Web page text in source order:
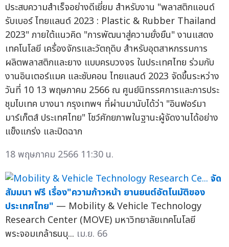
ประสบความสำเร็จอย่างดีเยี่ยม สำหรับงาน "พลาสติกแอนด์
รับเบอร์ ไทยแลนด์ 2023 : Plastic & Rubber Thailand
2023" ภายใต้แนวคิด "การพัฒนาสู่ความยั่งยืน" งานแสดง
เทคโนโลยี เครื่องจักรและวัตถุดิบ สำหรับอุตสาหกรรมการ
ผลิตพลาสติกและยาง แบบครบวงจร ในประเทศไทย ร่วมกับ
งานอินเตอร์แมค และซับคอน ไทยแลนด์ 2023 จัดขึ้นระหว่าง
วันที่ 10 13 พฤษภาคม 2566 ณ ศูนย์นิทรรศการและการประ
ชุมไบเทค บางนา กรุงเทพฯ ที่ผ่านมานับได้ว่า "อินฟอร์มา
มาร์เก็ตส์ ประเทศไทย" โชว์ศักยภาพในฐานะผู้จัดงานได้อย่าง
แข็งแกร่ง และปิดฉาก
18 พฤษภาคม 2566 11:30 น.
จัด
สัมมนา ฟรี เรื่อง"ความก้าวหน้า ยานยนต์อัตโนมัติของ
ประเทศไทย" — Mobility & Vehicle Technology
Research Center (MOVE) มหาวิทยาลัยเทคโนโลยี
พระจอมเกล้าธนบุ... เม.ย. 66